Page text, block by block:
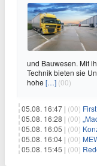
und Bauwesen. Mit
Technik bieten sie
hohe […] (00)
05.08. 16:47 | (00) First
05.08. 16:28 | (00) „Made
05.08. 16:05 | (00)
05.08. 16:04 | (00)
05.08. 15:45 | (00)